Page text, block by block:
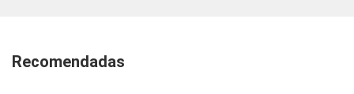
Recomendadas